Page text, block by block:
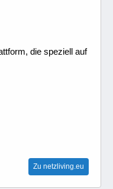
die speziell auf
Zu netzliving.eu